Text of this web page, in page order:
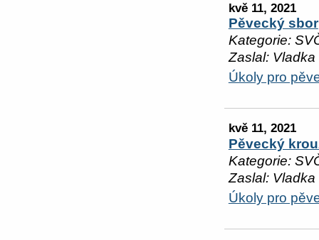
kvě 11, 2021
Pěvecký sbor
Kategorie:
Zaslal: Vladka
Úkoly pro
kvě 11, 2021
Pěvecký
Kategorie:
Zaslal: Vladka
Úkoly pro